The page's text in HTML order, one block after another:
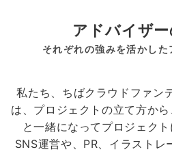
アドバイザ
それぞれの強みを活かし
私たち、ちばクラウドファン
は、プロジェクトの立て方か
と一緒になってプロジェクト
SNS運営や、PR、イラストレ